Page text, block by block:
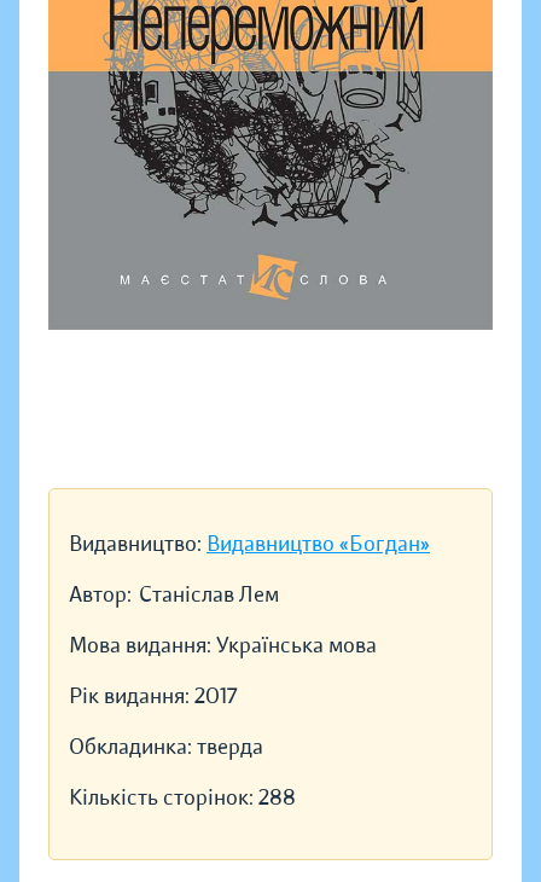
Видавництво: Видавництво «Богдан»
Автор: Станіслав Лем
Мова видання: Українська мова
Рік видання: 2017
Обкладинка: тверда
Кількість сторінок: 288